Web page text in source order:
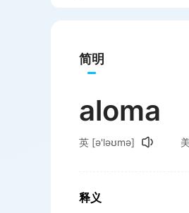
简明
aloma
英 [ə'ləʊmə] 美
释义